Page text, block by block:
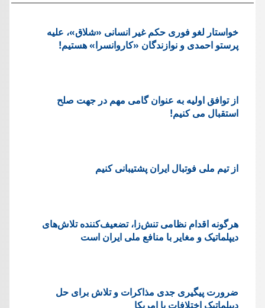
خواستار لغو فوری حکم غیر انسانی «شلاق»، علیه
پرستو احمدی و نوازندگان «کاروانسرا» هستیم!
از توافق اولیه به عنوان گامی مهم در جهت صلح
استقبال می کنیم!
از تیم ملی فوتبال ایران پشتیبانی کنیم
هرگونه اقدام نظامی تنش‌زا، تضعیف‌کننده تلاش‌های
دیپلماتیک و مغایر با منافع ملی ایران است
ضرورت پیگیری جدی مذاکرات و تلاش برای حل
دیپلماتیک اختلافات با امریکا